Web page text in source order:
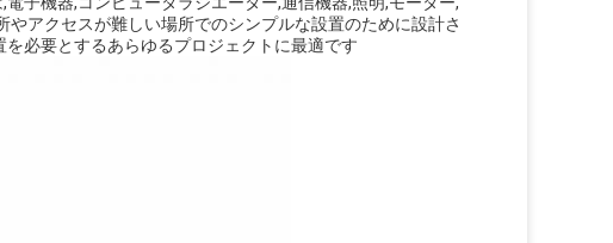
やアクセスが難しい場所でのシンプルな設置のために設計さ
必要とするあらゆるプロジェクトに最適です